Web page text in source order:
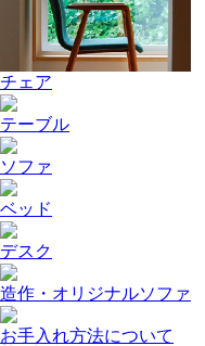
チェア
テーブル
ソファ
ベッド
デスク
造作・オリジナルソファ
お手入れ方法について